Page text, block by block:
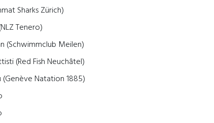
Sharks Zürich)
Tenero)
(Schwimmclub Meilen)
(Red Fish Neuchâtel)
Natation 1885)